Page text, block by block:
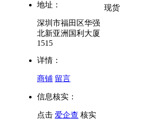
地址：
深圳市福田区华强
北新亚洲国利大厦
1515
详情：
商铺 留言
信息核实：
点击 爱企查 核实
现货